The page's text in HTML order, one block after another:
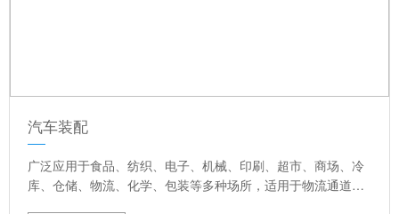
汽车装配
广泛应用于食品、纺织、电子、机械、印刷、超市、商场、冷
库、仓储、物流、化学、包装等多种场所，适用于物流通道，